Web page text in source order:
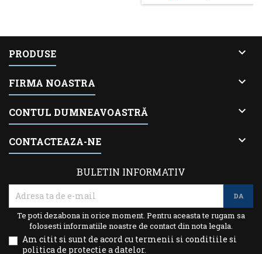
PRODUSE 
FIRMA NOASTRA 
CONTUL DUMNEAVOASTRĂ 
CONTACTEAZA-NE 
BULETIN INFORMATIV
Te poti dezabona in orice moment. Pentru aceasta te rugam sa
folosesti informatiile noastre de contact din nota legala.
Am citit si sunt de acord cu termenii si conditiile si
politica de protectie a datelor.